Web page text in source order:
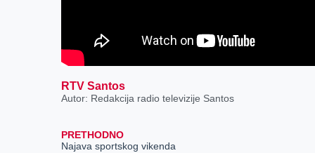
RTV Santos
Autor: Redakcija radio televizije Santos
PRETHODNO
Najava sportskog vikenda